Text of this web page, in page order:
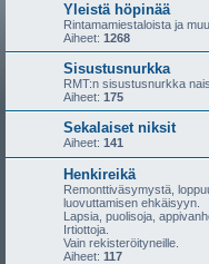
Yleistä höpinää
Rintamamiestaloista ja
Aiheet: 1268
Sisustusnurkka
RMT:n sisustusnurkka
Aiheet: 175
Sekalaiset niksit
Aiheet: 141
Henkireikä
Remonttiväsymystä,
luovuttamisen ehkäisyyn.
Lapsia, puolisoja,
Irtiottoja.
Vain rekisteröityneille.
Aiheet: 117